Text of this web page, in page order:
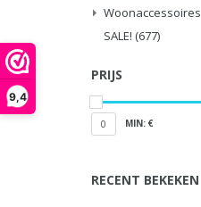
9,4
Woonaccessoires
SALE! (677)
PRIJS
0 MIN: €
RECENT BEKEKEN